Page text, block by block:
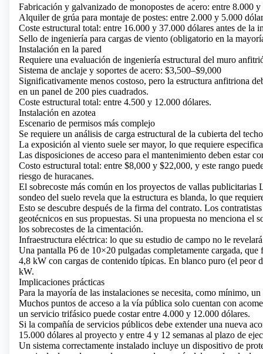
Fabricación y galvanizado de monopostes de acero: entre 8.000
Alquiler de grúa para montaje de postes: entre 2.000 y 5.000
Coste estructural total: entre 16.000 y 37.000 dólares antes de la
Sello de ingeniería para cargas de viento (obligatorio en la
Instalación en la pared
Requiere una evaluación de ingeniería estructural del muro
Sistema de anclaje y soportes de acero: $3,500–$9,000
Significativamente menos costoso, pero la estructura anfitriona
en un panel de 200 pies cuadrados.
Coste estructural total: entre 4.500 y 12.000 dólares.
Instalación en azotea
Escenario de permisos más complejo
Se requiere un análisis de carga estructural de la cubierta del
La exposición al viento suele ser mayor, lo que requiere
Las disposiciones de acceso para el mantenimiento deben estar
Costo estructural total: entre $8,000 y $22,000, y este rango
riesgo de huracanes.
El sobrecoste más común en los proyectos de vallas
sondeo del suelo revela que la estructura es blanda, lo que
Esto se descubre después de la firma del contrato. Los
geotécnicos en sus propuestas. Si una propuesta no menciona el
los sobrecostes de la cimentación.
Infraestructura eléctrica: lo que su estudio de campo no le
Una pantalla P6 de 10×20 pulgadas completamente cargada,
4,8 kW con cargas de contenido típicas. En blanco puro (el peor
kW.
Implicaciones prácticas
Para la mayoría de las instalaciones se necesita, como mínimo,
Muchos puntos de acceso a la vía pública solo cuentan con
un servicio trifásico puede costar entre 4.000 y 12.000 dólares.
Si la compañía de servicios públicos debe extender una nueva
15.000 dólares al proyecto y entre 4 y 12 semanas al plazo de
Un sistema correctamente instalado incluye un dispositivo de